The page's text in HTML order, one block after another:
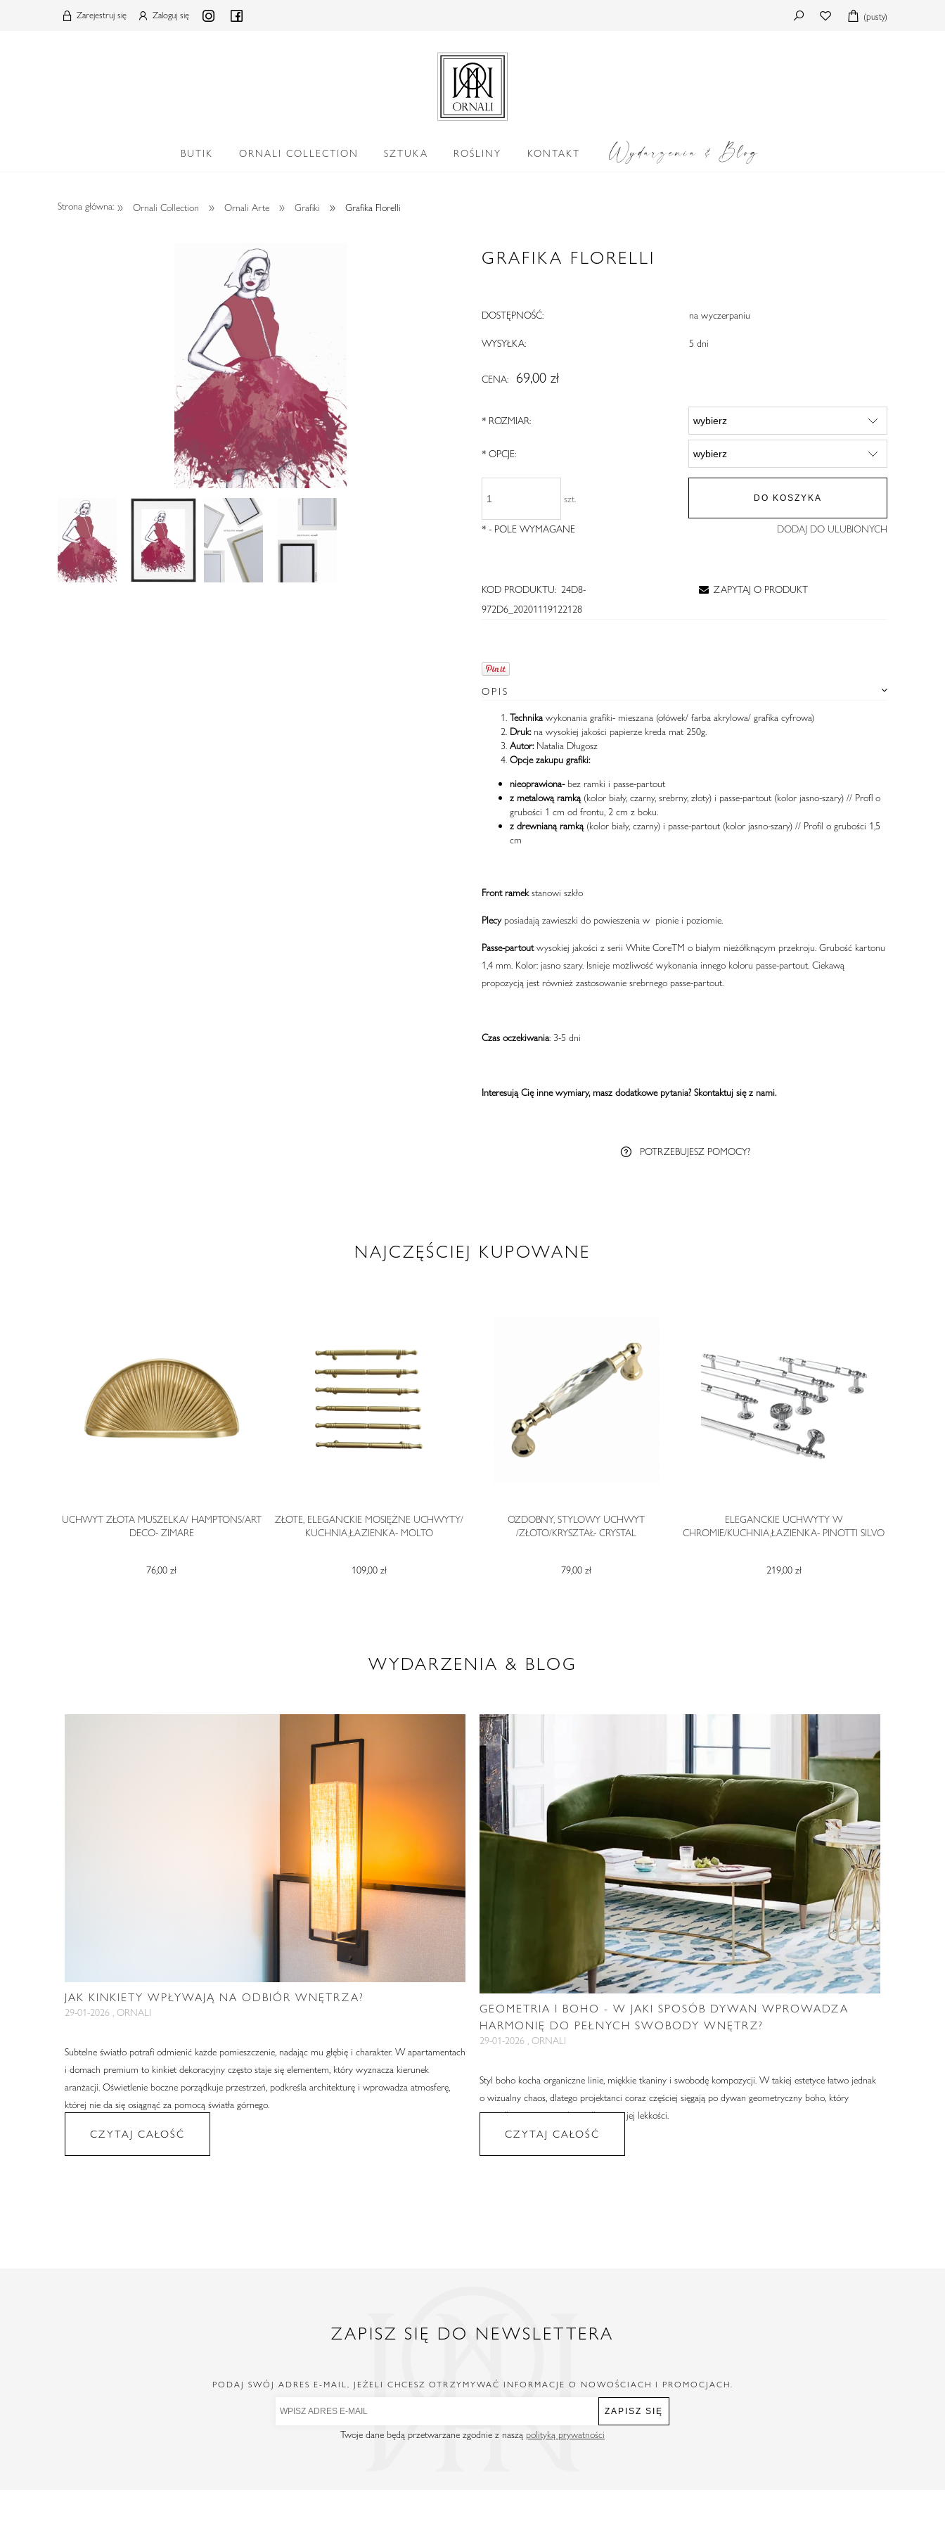
(pusty)
Zarejestruj się Zaloguj się
BUTIK ORNALI COLLECTION SZTUKA ROŚLINY KONTAKT Wydarzenia & Blog
Strona główna: » Ornali Collection » Ornali Arte » Grafiki » Grafika Florelli
GRAFIKA FLORELLI
DOSTĘPNOŚĆ: na wyczerpaniu
WYSYŁKA: 5 dni
CENA: 69,00 zł
*ROZMIAR:
*OPCJE:
szt. DO KOSZYKA
DODAJ DO ULUBIONYCH
*- POLE WYMAGANE
KOD PRODUKTU: 24D8-
972D6_20201119122128
ZAPYTAJ O PRODUKT
OPIS
Technikawykonania grafiki- mieszana (ołówek/ farba akrylowa/ grafika cyfrowa)
Druk: na wysokiej jakości papierze kreda mat 250g.
Autor:Natalia Długosz
Opcje zakupu grafiki:
nieoprawiona- bez ramki i passe-partout
z metalową ramką(kolor biały, czarny, srebrny, złoty) i passe-partout (kolor jasno-szary) // Profl o
grubości 1 cm od frontu, 2 cm z boku.
z drewnianą ramką(kolor biały, czarny) i passe-partout (kolor jasno-szary) // Profil o grubości 1,5
cm
Front ramekstanowi szkło
Plecyposiadają zawieszki do powieszenia w pionie i poziomie.
Passe-partoutwysokiej jakości z serii White CoreTM o białym nieżółknącym przekroju. Grubość kartonu
1,4 mm. Kolor: jasno szary. Isnieje możliwość wykonania innego koloru passe-partout. Ciekawą
propozycją jest również zastosowanie srebrnego passe-partout.
Czas oczekiwania: 3-5 dni
Interesują Cię inne wymiary, masz dodatkowe pytania? Skontaktuj się z nami.
POTRZEBUJESZ POMOCY?
NAJCZĘŚCIEJ KUPOWANE
UCHWYT ZŁOTA MUSZELKA/ HAMPTONS/ART
DECO- ZIMARE
76,00 zł
ZŁOTE, ELEGANCKIE MOSIĘŻNE UCHWYTY/
KUCHNIA,ŁAZIENKA- MOLTO
109,00 zł
OZDOBNY, STYLOWY UCHWYT
/ZŁOTO/KRYSZTAŁ- CRYSTAL
79,00 zł
ELEGANCKIE UCHWYTY W
CHROMIE/KUCHNIA,ŁAZIENKA- PINOTTI SILVO
219,00 zł
WYDARZENIA & BLOG
JAK KINKIETY WPŁYWAJĄ NA ODBIÓR WNĘTRZA?
29-01-2026 , ORNALI
Subtelne światło potrafi odmienić każde pomieszczenie, nadając mu głębię i charakter. W apartamentach
i domach premium to kinkiet dekoracyjny często staje się elementem, który wyznacza kierunek
aranżacji. Oświetlenie boczne porządkuje przestrzeń, podkreśla architekturę i wprowadza atmosferę,
której nie da się osiągnąć za pomocą światła górnego.
CZYTAJ CAŁOŚĆ
GEOMETRIA I BOHO - W JAKI SPOSÓB DYWAN WPROWADZA
HARMONIĘ DO PEŁNYCH SWOBODY WNĘTRZ?
29-01-2026 , ORNALI
Styl boho kocha organiczne linie, miękkie tkaniny i swobodę kompozycji. W takiej estetyce łatwo jednak
o wizualny chaos, dlatego projektanci coraz częściej sięgają po dywan geometryczny boho, który
porządkuje przestrzeń bez odbierania jej lekkości.
CZYTAJ CAŁOŚĆ
ZAPISZ SIĘ DO NEWSLETTERA
PODAJ SWÓJ ADRES E-MAIL, JEŻELI CHCESZ OTRZYMYWAĆ INFORMACJE O NOWOŚCIACH I PROMOCJACH.
ZAPISZ SIĘ
Twoje dane będą przetwarzane zgodnie z naszą polityką prywatności